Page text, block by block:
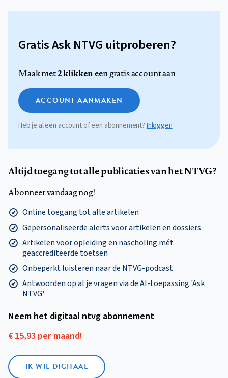
Gratis Ask NTVG uitproberen?
Maak met2 klikkeneen gratis account aan
ACCOUNT AANMAKEN
Heb je al een account of een abonnement?Inloggen
Altijd toegang tot alle publicaties van het NTVG?
Abonneer vandaag nog!
Online toegang tot alle artikelen
Gepersonaliseerde alerts voor artikelen en dossiers
Artikelen voor opleiding en nascholing mét
geaccrediteerde toetsen
Onbeperkt luisteren naar de NTVG-podcast
Antwoorden op al je vragen via de AI-toepassing 'Ask
NTVG'
Neem het digitaal ntvg abonnement
€ 15,93 per maand!
IK WIL DIGITAAL